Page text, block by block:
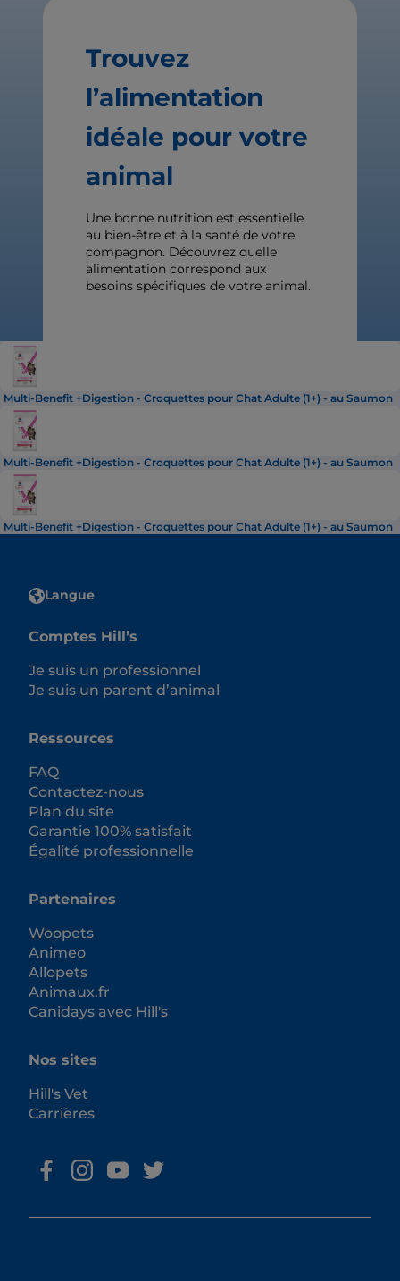
Trouvez
l’alimentation
idéale pour votre
animal
Une bonne nutrition est essentielle
au bien-être et à la santé de votre
compagnon. Découvrez quelle
alimentation correspond aux
besoins spécifiques de votre animal.
Multi-Benefit +Digestion - Croquettes pour Chat Adulte (1+) - au Saumon
Multi-Benefit +Digestion - Croquettes pour Chat Adulte (1+) - au Saumon
Multi-Benefit +Digestion - Croquettes pour Chat Adulte (1+) - au Saumon
Langue
Comptes Hill’s
Je suis un professionnel
Je suis un parent d’animal
Ressources
FAQ
Contactez-nous
Plan du site
Garantie 100% satisfait
Égalité professionnelle
Partenaires
Woopets
Animeo
Allopets
Animaux.fr
Canidays avec Hill's
Nos sites
Hill's Vet
Carrières